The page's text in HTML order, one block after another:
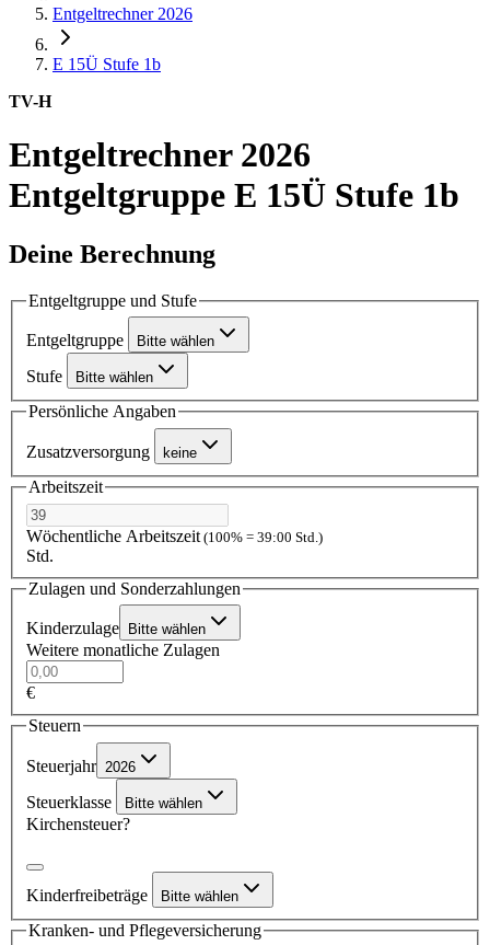
Entgeltrechner 2026
E 15Ü Stufe 1b
TV-H
Entgeltrechner 2026
Entgeltgruppe E 15Ü Stufe 1b
Deine Berechnung
Entgeltgruppe und Stufe
Entgeltgruppe Bitte wählen
Stufe Bitte wählen
Persönliche Angaben
Zusatzversorgung keine
Arbeitszeit
Wöchentliche Arbeitszeit (100% = 39:00 Std.)
Std.
Zulagen und Sonderzahlungen
Kinderzulage Bitte wählen
Weitere monatliche Zulagen
€
Steuern
Steuerjahr 2026
Steuerklasse Bitte wählen
Kirchensteuer?
Kinderfreibeträge Bitte wählen
Kranken- und Pflegeversicherung